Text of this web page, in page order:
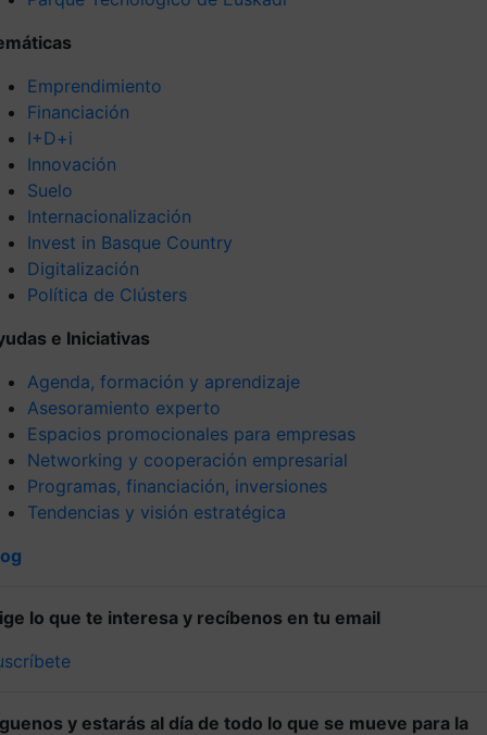
Emprendimiento
Financiación
I+D+i
Innovación
Suelo
Internacionalización
Invest in Basque Country
Digitalización
Política de Clústers
e Iniciativas
Agenda, formación y aprendizaje
Asesoramiento experto
Espacios promocionales para empresas
Networking y cooperación empresarial
Programas, financiación, inversiones
Tendencias y visión estratégica
lo que te interesa y recíbenos en tu email
y estarás al día de todo lo que se mueve para la